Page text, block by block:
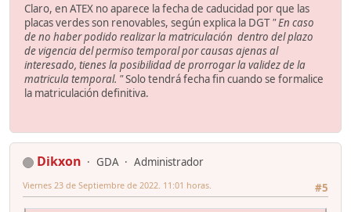
Claro, en ATEX no aparece la fecha de caducidad por que las
placas verdes son renovables, según explica la DGT" En caso
de no haber podido realizar la matriculación dentro del plazo
de vigencia del permiso temporal por causas ajenas al
interesado, tienes la posibilidad de prorrogar la validez de la
matricula temporal. "Solo tendrá fecha fin cuando se formalice
la matriculación definitiva.
Dikxon GDA
Administrador
#5
Viernes 23 de Septiembre de 2022. 11:01 horas.